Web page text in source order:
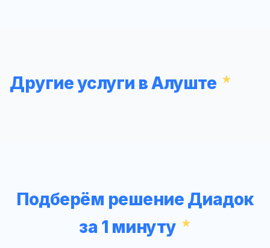
Другие услуги в Алуште
Подберём решение Диадок
за 1 минуту